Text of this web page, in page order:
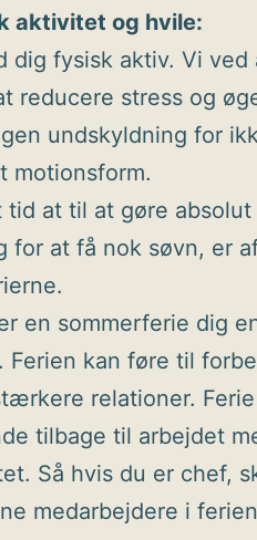
aktivitet og hvile:
dig fysisk aktiv. Vi
reducere stress og
undskyldning for
motionsform.
at til at gøre absolut
for at få nok søvn, er
en sommerferie dig
Ferien kan føre til
relationer.
tilbage til arbejdet
Så hvis du er chef,
medarbejdere i